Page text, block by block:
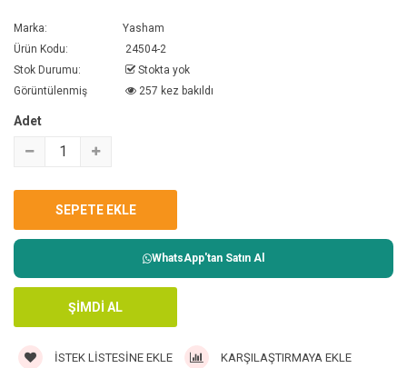
Marka:
Yasham
Ürün Kodu:
24504-2
Stok Durumu:
Stokta yok
Görüntülenmiş
257 kez bakıldı
Adet
WhatsApp'tan Satın Al
İSTEK LISTESINE EKLE KARŞILAŞTIRMAYA EKLE